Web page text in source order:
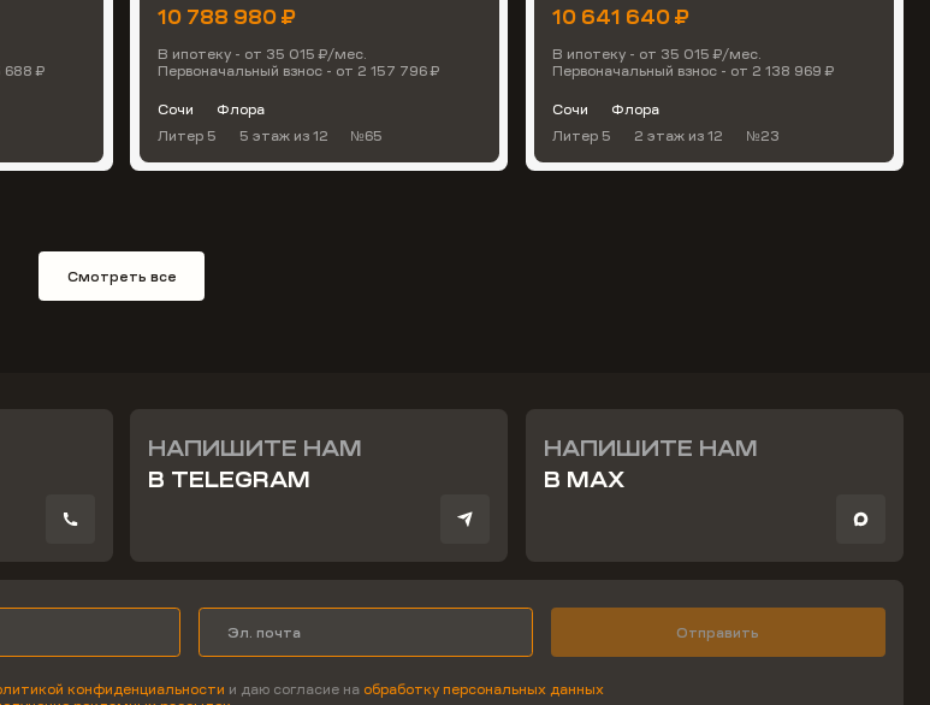
688 ₽
10 788 980 ₽
В ипотеку - от 35 015 ₽/мес.
Первоначальный взнос - от 2 157 796 ₽
Сочи
Флора
Литер 5
5 этаж из 12 №65
10 641 640 ₽
В ипотеку - от 35 015 ₽/мес.
Первоначальный взнос - от 2 138 969 ₽
Сочи
Флора
Литер 5
2 этаж из 12 №23
Смотреть все
НАПИШИТЕ НАМ
В TELEGRAM
НАПИШИТЕ НАМ
В MAX
Отправить
конфиденциальности и даю согласие на обработку персональных данных